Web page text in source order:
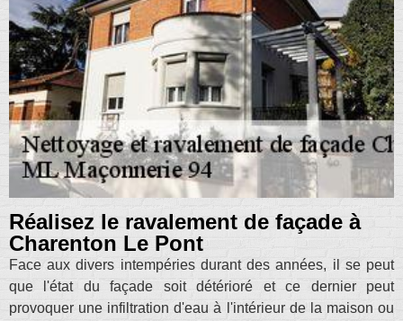
Réalisez le ravalement de façade à
Charenton Le Pont
Face aux divers intempéries durant des années, il se peut
que l'état du façade soit détérioré et ce dernier peut
provoquer une infiltration d'eau à l'intérieur de la maison ou